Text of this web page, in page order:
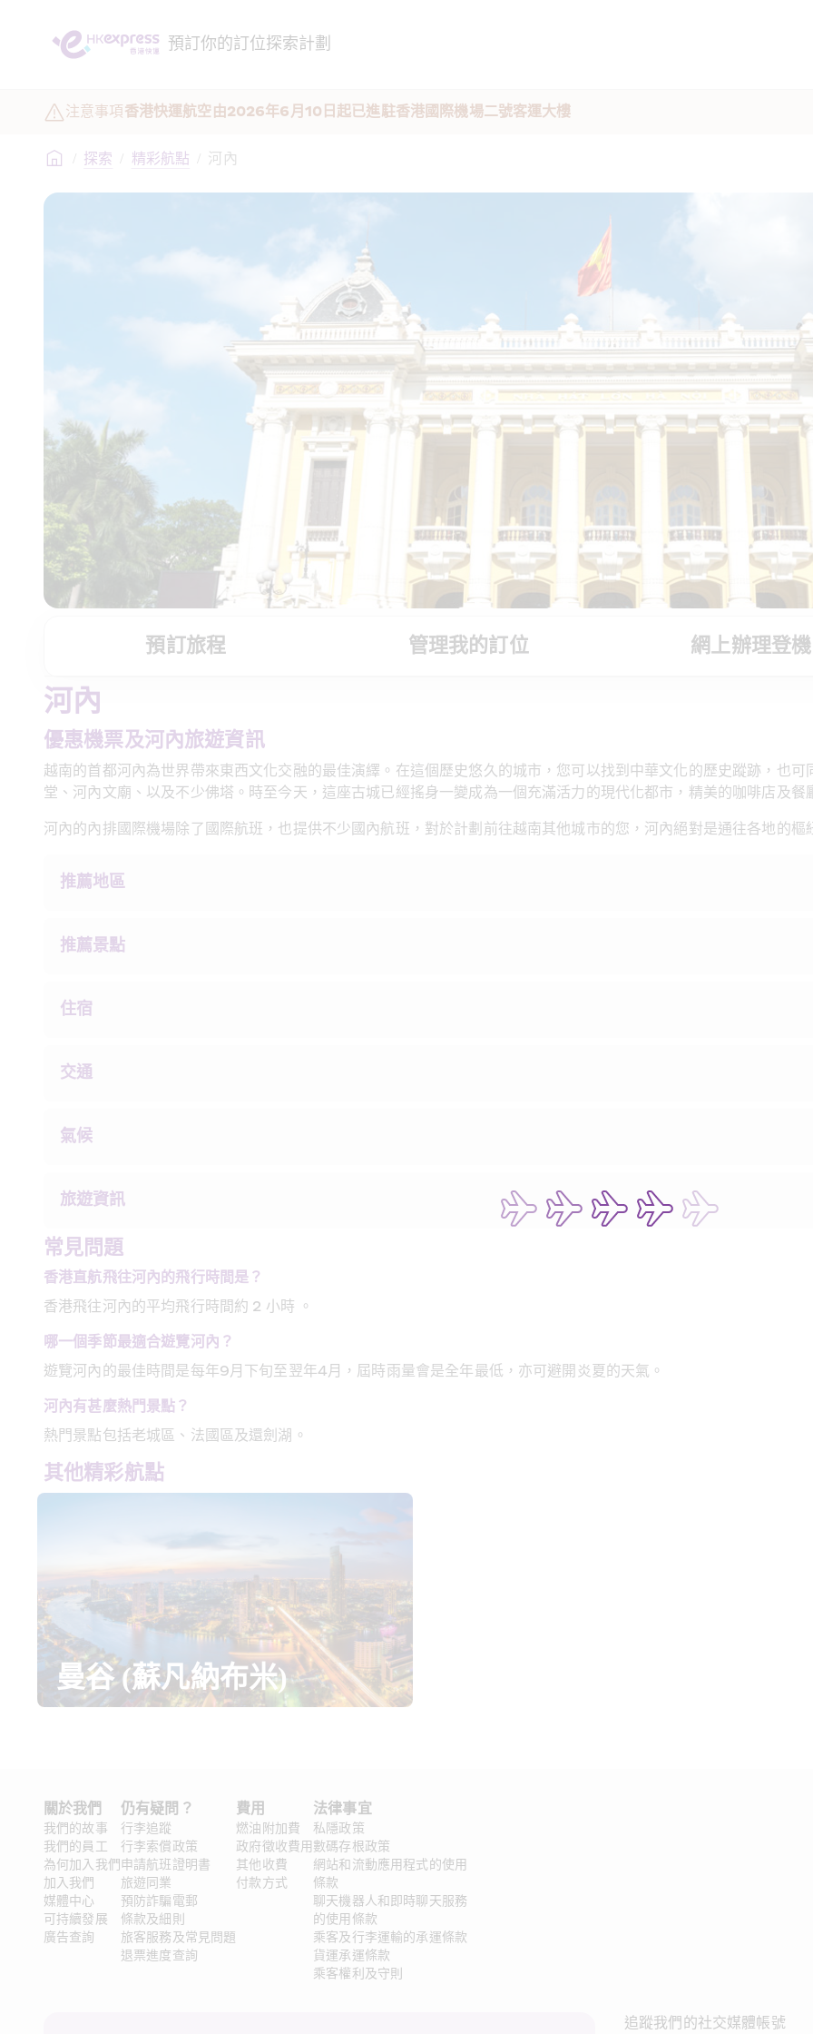
預訂你的訂位探索計劃
注意事項香港快運航空由2026年6月10日起已進駐香港國際機場二號客運大樓
/ 探索 / 精彩航點 / 河內
預訂旅程 管理我的訂位 網上辦理登機
河內
優惠機票及河內旅遊資訊
越南的首都河內為世界帶來東西文化交融的最佳演繹。在這個歷史悠久的城市，您可以找到中華文化的歷史蹤跡，也
堂、河內文廟、以及不少佛塔。時至今天，這座古城已經搖身一變成為一個充滿活力的現代化都市，精美的咖啡店及
河內的內排國際機場除了國際航班，也提供不少國內航班，對於計劃前往越南其他城市的您，河內絕對是通往各地的樞
推薦地區
推薦景點
住宿
交通
氣候
旅遊資訊
常見問題
香港直航飛往河內的飛行時間是？
香港飛往河內的平均飛行時間約 2 小時 。
哪一個季節最適合遊覽河內？
遊覽河內的最佳時間是每年9月下旬至翌年4月，屆時雨量會是全年最低，亦可避開炎夏的天氣。
河內有甚麼熱門景點？
熱門景點包括老城區、法國區及還劍湖。
其他精彩航點
曼谷 (蘇凡納布米)
關於我們
我們的故事
我們的員工
為何加入我們
加入我們
媒體中心
可持續發展
廣告查詢
仍有疑問？
行李追蹤
行李索償政策
申請航班證明書
旅遊同業
預防詐騙電郵
條款及細則
旅客服務及常見問題
退票進度查詢
費用
燃油附加費
政府徵收費用
其他收費
付款方式
法律事宜
私隱政策
數碼存根政策
網站和流動應用程式的使用
條款
聊天機器人和即時聊天服務
的使用條款
乘客及行李運輸的承運條款
貨運承運條款
乘客權利及守則
追蹤我們的社交媒體帳號